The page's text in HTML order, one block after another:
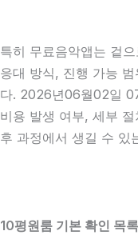
특히 무료음악앱는 겉
응대 방식, 진행 가능
다. 2026년06월02일
비용 발생 여부, 세부
후 과정에서 생길 수 있
10평원룸 기본 확인